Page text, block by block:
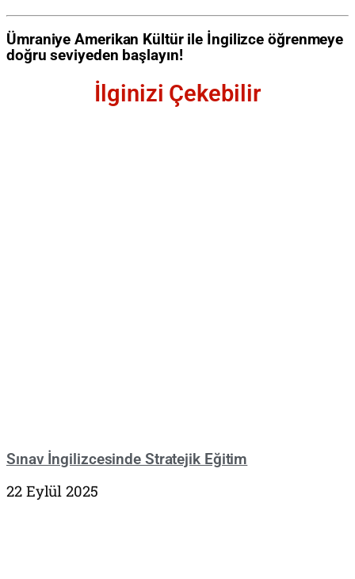
Ümraniye Amerikan Kültür ile İngilizce öğrenmeye
doğru seviyeden başlayın!
İlginizi Çekebilir
Sınav İngilizcesinde Stratejik Eğitim
22 Eylül 2025